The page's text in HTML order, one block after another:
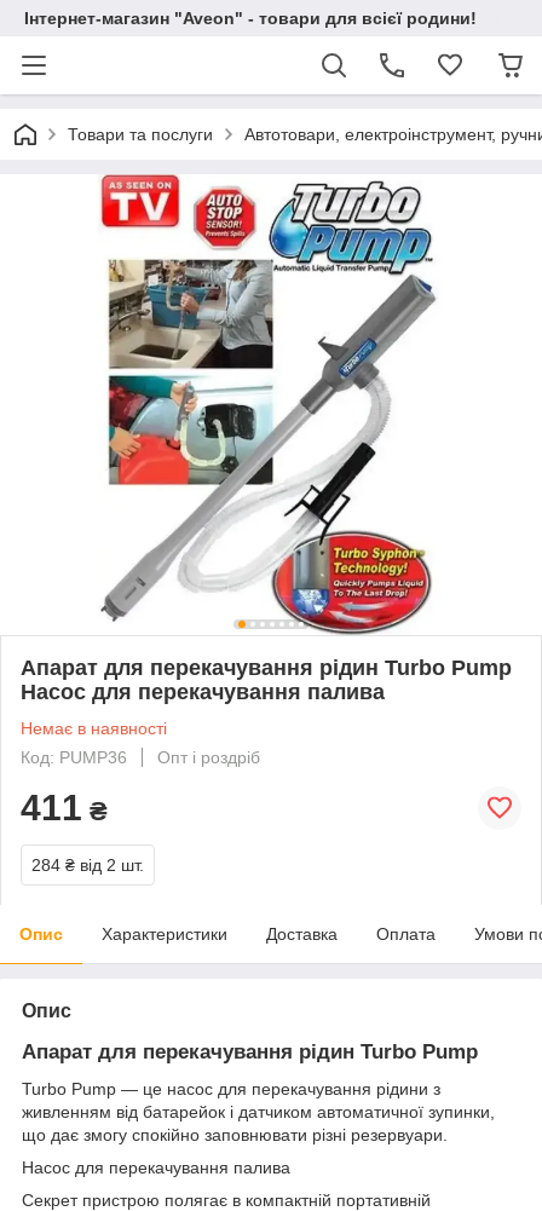
Інтернет-магазин "Aveon" - товари для всієї родини!
Товари та послуги Автотовари, електроінструмент,
Апарат для перекачування рідин Turbo Pump
Насос для перекачування палива
Немає в наявності
Код: PUMP36
Опт і роздріб
411 ₴
284 ₴ від 2 шт.
Опис Характеристики Доставка Оплата Умови
Опис
Апарат для перекачування рідин Turbo Pump
Turbo Pump — це насос для перекачування рідини з
живленням від батарейок і датчиком автоматичної зупинки,
що дає змогу спокійно заповнювати різні резервуари.
Насос для перекачування палива
Секрет пристрою полягає в компактній портативній